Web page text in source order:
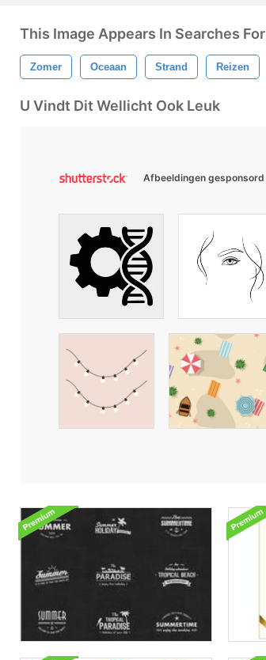
This Image Appears In Searches For
Zomer Oceaan Strand Reizen
U Vindt Dit Wellicht Ook Leuk
Afbeeldingen gesponsord